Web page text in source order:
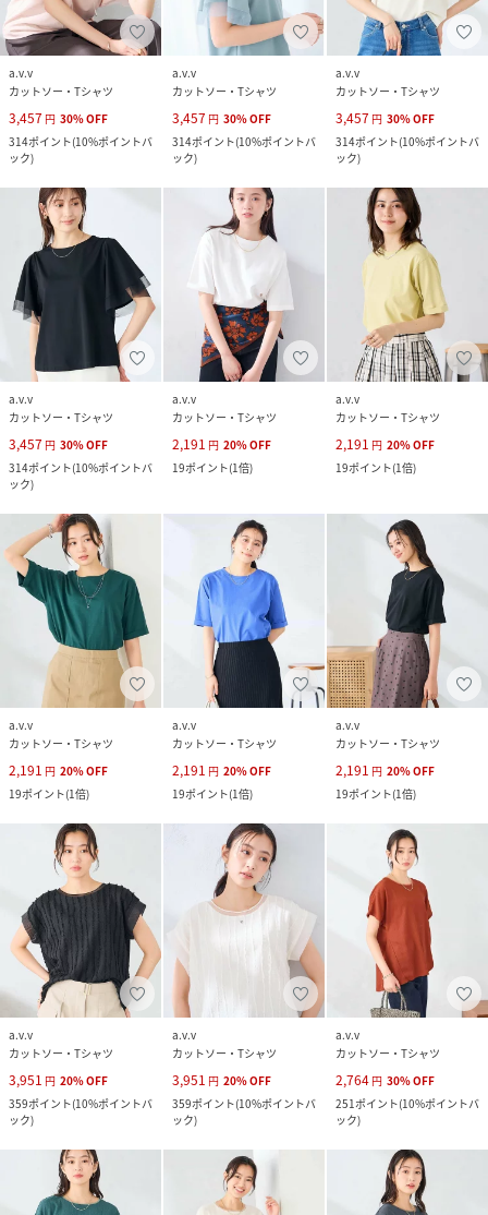
a.v.v
カットソー・Tシャツ
3,457 円 30%OFF
314ポイント(10%ポイントバ
ック)
a.v.v
カットソー・Tシャツ
3,457 円 30%OFF
314ポイント(10%ポイントバ
ック)
a.v.v
カットソー・Tシャツ
3,457 円 30%OFF
314ポイント(10%ポイントバ
ック)
a.v.v
カットソー・Tシャツ
3,457 円 30%OFF
314ポイント(10%ポイントバ
ック)
a.v.v
カットソー・Tシャツ
2,191 円 20%OFF
19ポイント(1倍)
a.v.v
カットソー・Tシャツ
2,191 円 20%OFF
19ポイント(1倍)
a.v.v
カットソー・Tシャツ
2,191 円 20%OFF
19ポイント(1倍)
a.v.v
カットソー・Tシャツ
2,191 円 20%OFF
19ポイント(1倍)
a.v.v
カットソー・Tシャツ
2,191 円 20%OFF
19ポイント(1倍)
a.v.v
カットソー・Tシャツ
3,951 円 20%OFF
359ポイント(10%ポイントバ
ック)
a.v.v
カットソー・Tシャツ
3,951 円 20%OFF
359ポイント(10%ポイントバ
ック)
a.v.v
カットソー・Tシャツ
2,764 円 30%OFF
251ポイント(10%ポイントバ
ック)